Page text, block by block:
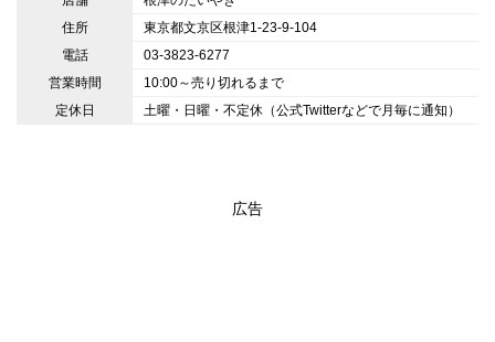
住所
東京都文京区根津1-23-9-104
電話
03-3823-6277
営業時間
10:00～売り切れるまで
定休日
土曜・日曜・不定休（公式Twitterなどで月毎に通知）
広告